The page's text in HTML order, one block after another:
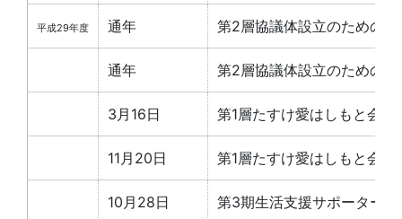
平成29年度 通年 第2層協議体設立のための
通年 第2層協議体設立のための戦
3月16日 第1層たすけ愛はしもと会議
11月20日 第1層たすけ愛はしもと会議
10月28日 第3期生活支援サポーター養